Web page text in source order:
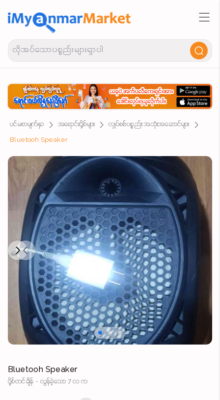
ပင်မစာမျက်နှာ အရောင်းပို့စ်များ
လျှပ်စစ်ပစ္စည်း အသုံးအဆောင်များ
Bluetooh Speaker
Previous
Next
Bluetooh Speaker
ပို့စ်တင်ချိန် - လွန်ခဲ့သော 7 လ က